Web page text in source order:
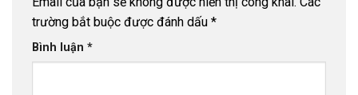
trường bắt buộc được đánh dấu *
Bình luận *